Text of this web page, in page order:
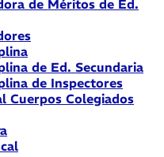
de Méritos de Ed.
de Ed. Secundaria
de Inspectores
Cuerpos Colegiados